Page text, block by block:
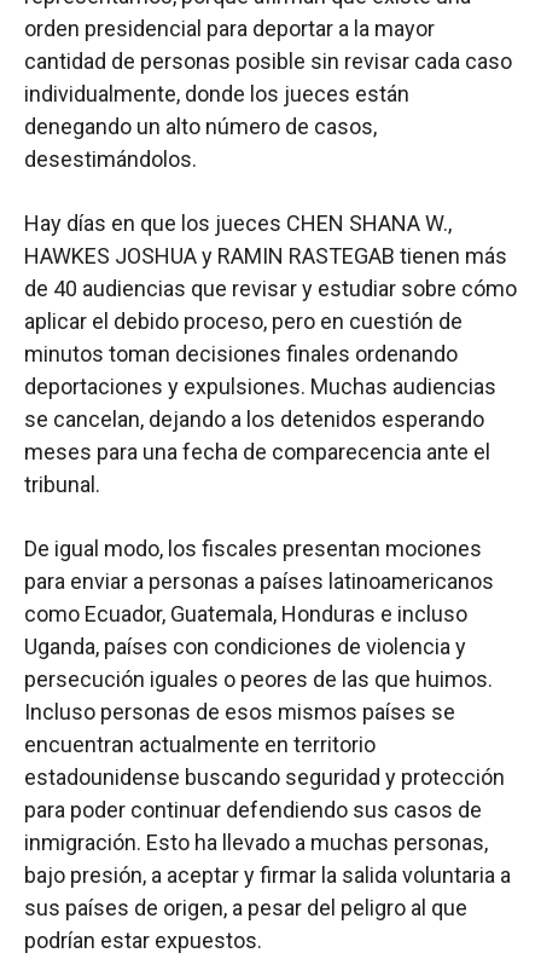
orden presidencial para deportar a la mayor
cantidad de personas posible sin revisar cada caso
individualmente, donde los jueces están
denegando un alto número de casos,
desestimándolos.
Hay días en que los jueces CHEN SHANA W.,
HAWKES JOSHUA y RAMIN RASTEGAB tienen más
de 40 audiencias que revisar y estudiar sobre cómo
aplicar el debido proceso, pero en cuestión de
minutos toman decisiones finales ordenando
deportaciones y expulsiones. Muchas audiencias
se cancelan, dejando a los detenidos esperando
meses para una fecha de comparecencia ante el
tribunal.
De igual modo, los fiscales presentan mociones
para enviar a personas a países latinoamericanos
como Ecuador, Guatemala, Honduras e incluso
Uganda, países con condiciones de violencia y
persecución iguales o peores de las que huimos.
Incluso personas de esos mismos países se
encuentran actualmente en territorio
estadounidense buscando seguridad y protección
para poder continuar defendiendo sus casos de
inmigración. Esto ha llevado a muchas personas,
bajo presión, a aceptar y firmar la salida voluntaria a
sus países de origen, a pesar del peligro al que
podrían estar expuestos.